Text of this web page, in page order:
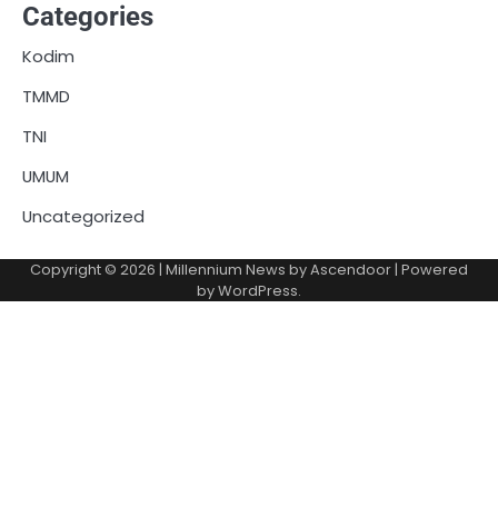
Categories
Kodim
TMMD
TNI
UMUM
Uncategorized
Copyright © 2026 | Millennium News byAscendoor | Powered
byWordPress.